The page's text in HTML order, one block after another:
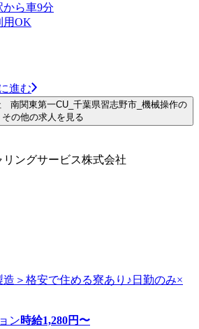
ら車9分
用OK
進む
南関東第一CU_千葉県習志野市_機械操作の
その他の求人を見る
ングサービス株式会社
造＞格安で住める寮あり♪日勤のみ×
ン時給1,280円〜